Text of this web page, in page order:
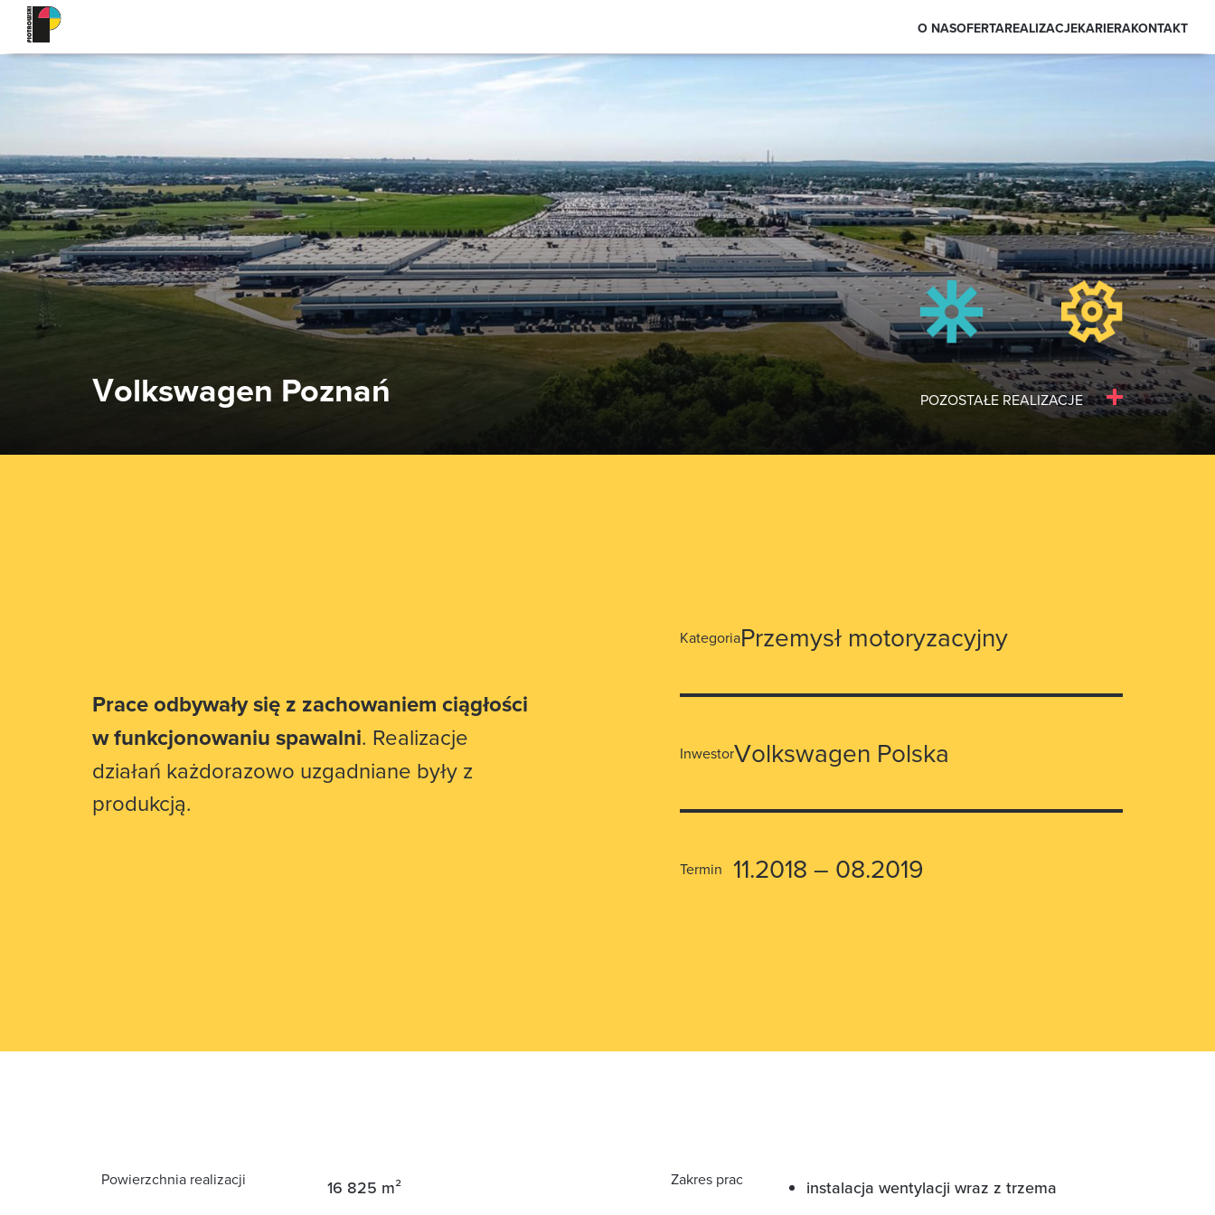
O NASOFERTAREALIZACJEKARIERAKONTAKT
Volkswagen Poznań POZOSTAŁE REALIZACJE
Prace odbywały się z zachowaniem ciągłości
w funkcjonowaniu spawalni. Realizacje
działań każdorazowo uzgadniane były z
produkcją.
KategoriaPrzemysł motoryzacyjny
InwestorVolkswagen Polska
Termin 11.2018 – 08.2019
Powierzchnia realizacji 16 825 m² Zakres prac
instalacja wentylacji wraz z trzema